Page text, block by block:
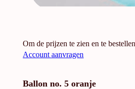
Om de prijzen te zien en te
Account aanvragen
Ballon no. 5 oranje